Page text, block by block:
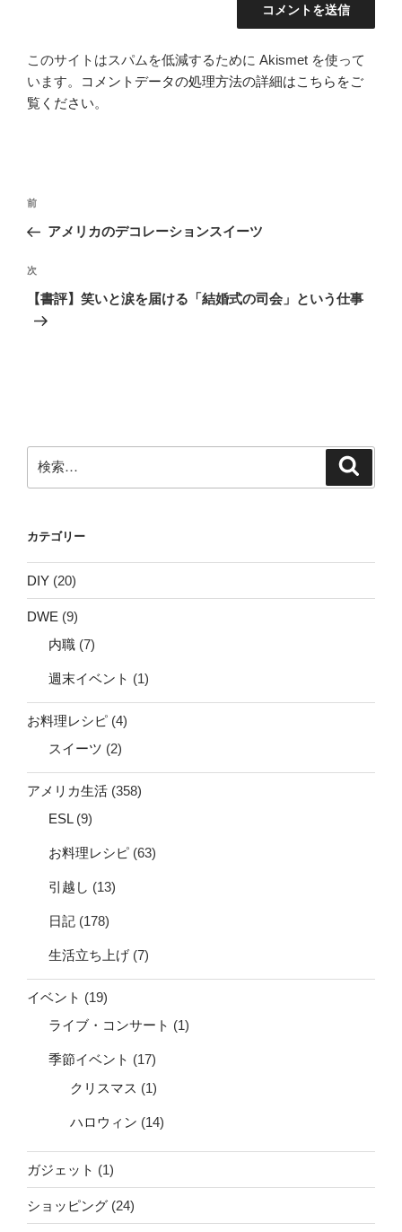
このサイトはスパムを低減するために Akismet を使って
います。
コメントデータの処理方法の詳細はこちらをご
覧ください。
投
ナ
ビ
ゲ
ー
前
の
稿
前
アメリカのデコレーションスイーツ
次
の
次
【書評】笑いと涙を届ける「結婚式の司会」という仕事
索:
カテゴリー
DIY (20)
DWE (9)
内職 (7)
週末イベント (1)
お料理レシピ (4)
スイーツ (2)
アメリカ生活 (358)
ESL(9)
お料理レシピ (63)
引越し (13)
日記 (178)
生活立ち上げ (7)
イベント (19)
ライブ・コンサート (1)
季節イベント (17)
クリスマス (1)
ハロウィン (14)
ガジェット (1)
ショッピング (24)